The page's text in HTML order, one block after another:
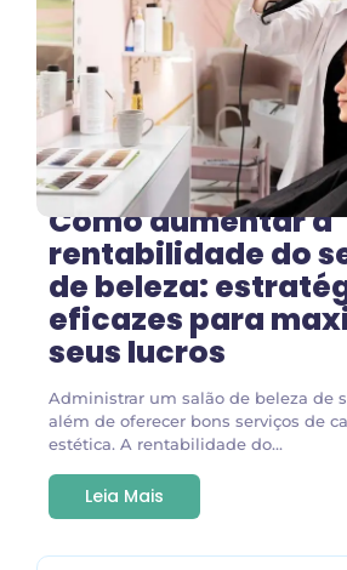
Como aumentar a
rentabilidade do
de beleza:
eficazes para
seus lucros
Administrar um salão de beleza de
além de oferecer bons serviços de
estética. A rentabilidade do...
Leia Mais